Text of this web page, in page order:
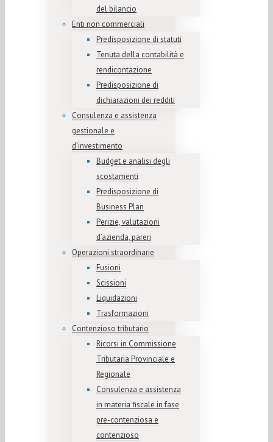
del bilancio
Enti non commerciali
Predisposizione di statuti
Tenuta della contabilità e
rendicontazione
Predisposizione di
dichiarazioni dei redditi
Consulenza e assistenza
gestionale e
d’investimento
Budget e analisi degli
scostamenti
Predisposizione di
Business Plan
Perizie, valutazioni
d’azienda, pareri
Operazioni straordinarie
Fusioni
Scissioni
Liquidazioni
Trasformazioni
Contenzioso tributario
Ricorsi in Commissione
Tributaria Provinciale e
Regionale
Consulenza e assistenza
in materia fiscale in fase
pre-contenziosa e
contenzioso